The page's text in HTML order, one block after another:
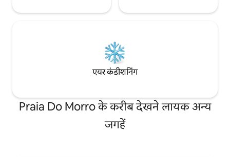
एयर कंडीशनिंग
Praia Do Morro के करीब देखने लायक अन्य
जगहें